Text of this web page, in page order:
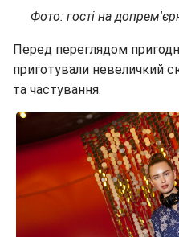
Фото: гості на
Перед переглядом
приготували невеличкий
та частування.